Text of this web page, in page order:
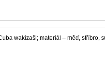
wakizaši; materiál – měď, stříbro,